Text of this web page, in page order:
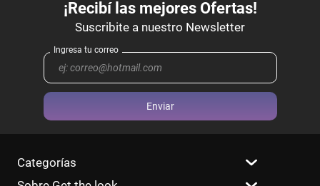
Enviar
Categorías